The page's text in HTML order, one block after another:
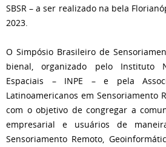
SBSR – a ser realizado na bela
2023.
O Simpósio Brasileiro de
bienal, organizado pelo Instituto
Espaciais – INPE – e pela
Latinoamericanos em Sensoriamento
com o objetivo de congregar a
empresarial e usuários de
Sensoriamento Remoto,